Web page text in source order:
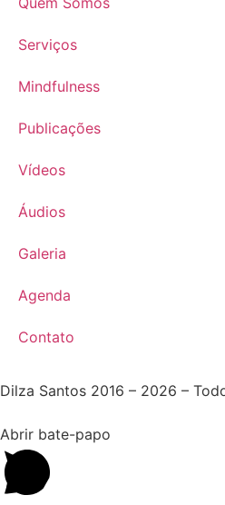
Serviços
Mindfulness
Publicações
Vídeos
Áudios
Galeria
Agenda
Contato
Dilza Santos 2016 – 2026 –
Abrir bate-papo